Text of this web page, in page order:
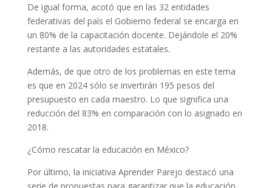
De igual forma, acotó que en las 32 entidades
federativas del país el Gobierno federal se encarga en
un 80% de la capacitación docente. Dejándole el 20%
restante a las autoridades estatales.
Además, de que otro de los problemas en este tema
es que en 2024 sólo se invertirán 195 pesos del
presupuesto en cada maestro. Lo que significa una
reducción del 83% en comparación con lo asignado en
2018.
¿Cómo rescatar la educación en México?
Por último, la iniciativa Aprender Parejo destacó una
serie de propuestas para garantizar que la educación